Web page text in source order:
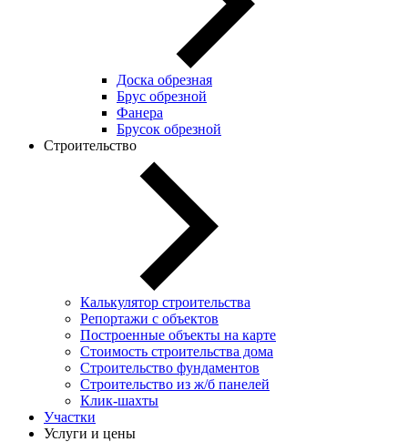
Доска обрезная
Брус обрезной
Фанера
Брусок обрезной
Строительство
Калькулятор строительства
Репортажи с объектов
Построенные объекты на карте
Стоимость строительства дома
Строительство фундаментов
Строительство из ж/б панелей
Клик-шахты
Участки
Услуги и цены